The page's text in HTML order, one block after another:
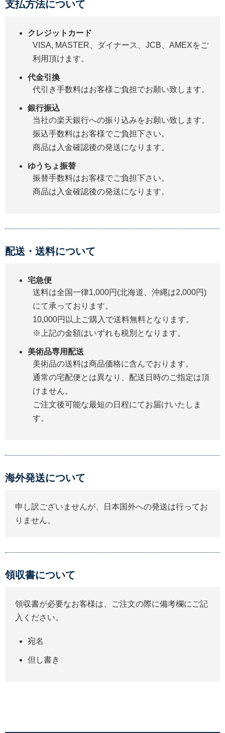
支払方法について
クレジットカード
VISA, MASTER、ダイナース、JCB、AMEXをご
利用頂けます。
代金引換
代引き手数料はお客様ご負担でお願い致します。
銀行振込
当社の楽天銀行への振り込みをお願い致します。
振込手数料はお客様でご負担下さい。
商品は入金確認後の発送になります。
ゆうちょ振替
振替手数料はお客様でご負担下さい。
商品は入金確認後の発送になります。
配送・送料について
宅急便
送料は全国一律1,000円(北海道、沖縄は2,000円)
にて承っております。
10,000円以上ご購入で送料無料となります。
※上記の金額はいずれも税別となります。
美術品専用配送
美術品の送料は商品価格に含んでおります。
通常の宅配便とは異なり、配送日時のご指定は頂
けません。
ご注文後可能な最短の日程にてお届けいたしま
す。
海外発送について
申し訳ございませんが、日本国外への発送は行ってお
りません。
領収書について
領収書が必要なお客様は、ご注文の際に備考欄にご記
入ください。
宛名
但し書き